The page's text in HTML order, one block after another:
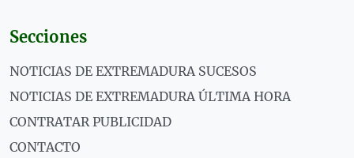
Secciones
NOTICIAS DE EXTREMADURA SUCESOS
NOTICIAS DE EXTREMADURA ÚLTIMA HORA
CONTRATAR PUBLICIDAD
CONTACTO